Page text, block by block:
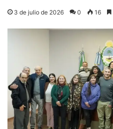
3 de julio de 2026 0 16